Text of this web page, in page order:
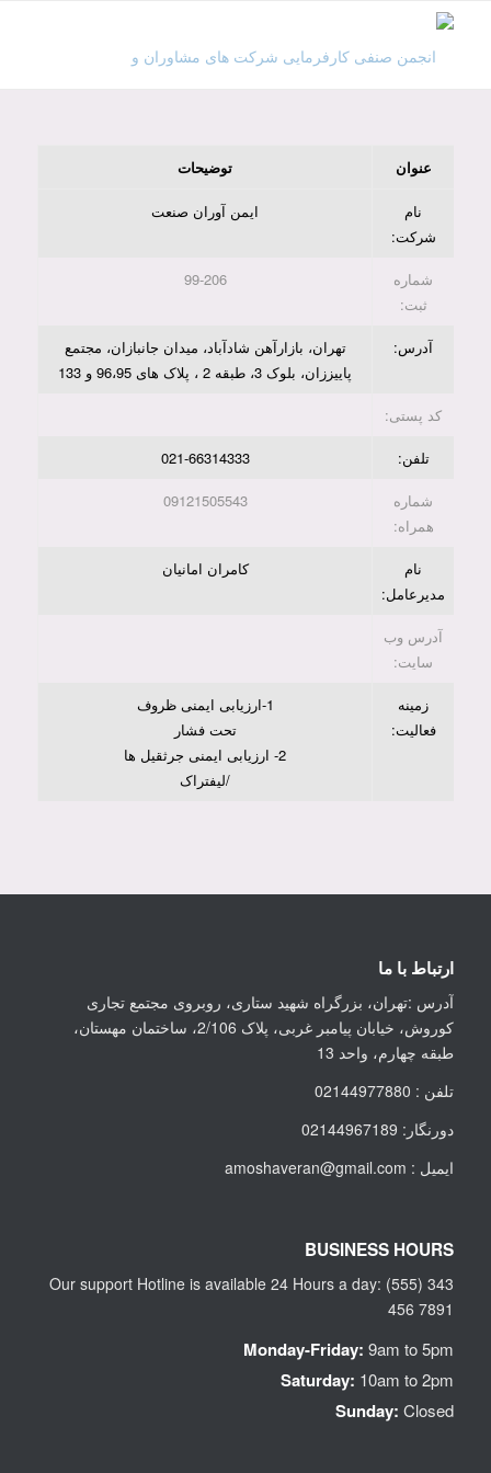
عنوان توضیحات
نام
شرکت:
ایمن آوران صنعت
شماره
ثبت:
99-206
آدرس:
تهران، بازارآهن شادآباد، میدان جانبازان، مجتمع
پاییززان، بلوک 3، طبقه 2 ، پلاک های 96،95 و 133
کد پستی:
تلفن: 021-66314333
شماره
همراه:
09121505543
نام
مدیرعامل:
کامران امانیان
آدرس وب
سایت:
زمینه
فعالیت:
1-ارزیابی ایمنی ظروف
تحت فشار
2- ارزیابی ایمنی جرثقیل ها
/لیفتراک
ارتباط با ما
آدرس :تهران، بزرگراه شهید ستاری، روبروی مجتمع تجاری
کوروش، خیابان پیامبر غربی، پلاک 2/106، ساختمان مهستان،
طبقه چهارم، واحد 13
تلفن : 02144977880
دورنگار: 02144967189
ایمیل : amoshaveran@gmail.com
BUSINESS HOURS
Our support Hotline is available 24 Hours a day: (555) 343
456 7891
Monday-Friday:9am to 5pm
Saturday: 10am to 2pm
Sunday:Closed